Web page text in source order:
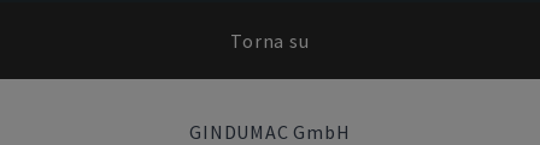
Torna su
GINDUMAC GmbH